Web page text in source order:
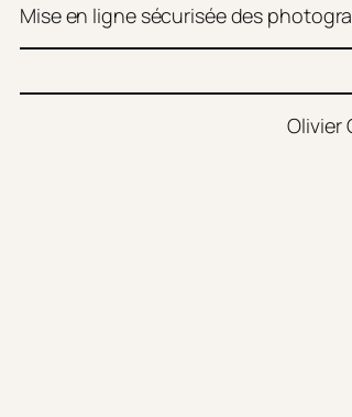
Mise en ligne sécurisée des
Olivier